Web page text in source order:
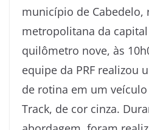
município de Cabedelo,
metropolitana da
quilômetro nove, às
equipe da PRF realizou
de rotina em um
Track, de cor cinza.